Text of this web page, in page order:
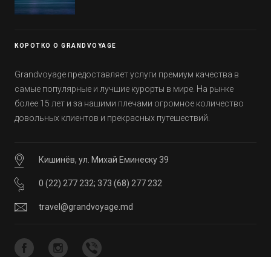
КОРОТКО О GRANDVOYAGE
Grandvoyage предоставляет услуги премиум качества в
самые популярные и лучшие курорты в мире. На рынке
более 15 лет и за нашими плечами огромное количество
довольных клиентов и прекрасных путешествий.
Кишинёв, ул. Михай Еминеску 39
0 (22) 277 232; 373 (68) 277 232
travel@grandvoyage.md